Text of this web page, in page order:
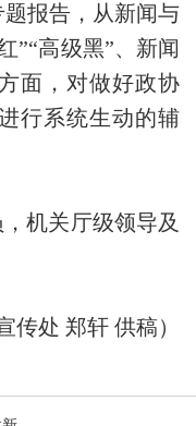
报告，从新闻与
”“高级黑”、新闻
面，对做好政协
行系统生动的辅
机关厅级领导及
传处 郑轩 供稿）